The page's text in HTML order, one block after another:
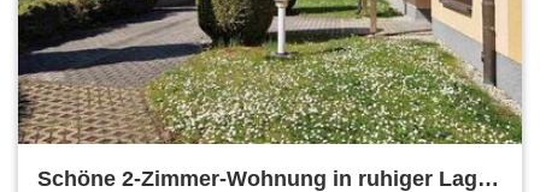
Schöne 2-Zimmer-Wohnung in ruhiger Lage